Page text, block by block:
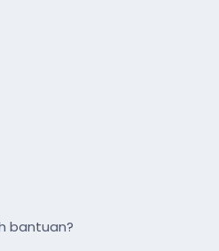
bantuan?